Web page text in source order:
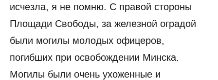
исчезла, я не помню. С правой стороны
Площади Свободы, за железной оградой
были могилы молодых офицеров,
погибших при освобождении Минска.
Могилы были очень ухоженные и